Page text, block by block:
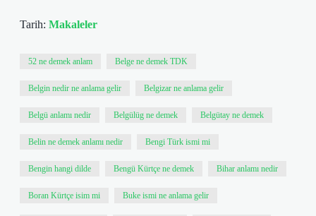
Tarih: Makaleler
52 ne demek anlam Belge ne demek TDK
Belgin nedir ne anlama gelir Belgizar ne anlama gelir
Belgü anlamı nedir Belgülüg ne demek Belgütay ne demek
Belin ne demek anlamı nedir Bengi Türk ismi mi
Bengin hangi dilde Bengü Kürtçe ne demek Bihar anlamı nedir
Boran Kürtçe isim mi Buke ismi ne anlama gelir